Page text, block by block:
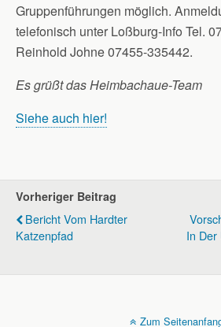
Gruppenführungen möglich.
telefonisch unter Loßburg-Info Tel.
Reinhold Johne 07455-335442.
Es grüßt das Heimbachaue-Team
Siehe auch hier!
Vorheriger Beitrag
Bericht Vom Hardter
Katzenpfad
In
Zum